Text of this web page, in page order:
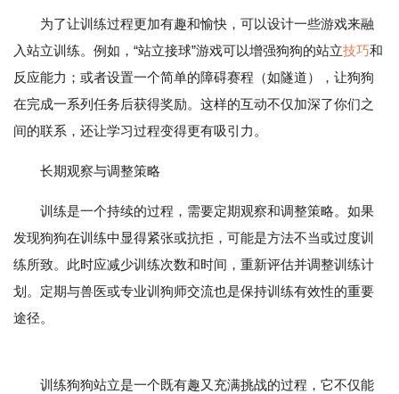
为了让训练过程更加有趣和愉快，可以设计一些游戏来融
入站立训练。例如，“站立接球”游戏可以增强狗狗的站立技巧和
反应能力；或者设置一个简单的障碍赛程（如隧道），让狗狗
在完成一系列任务后获得奖励。这样的互动不仅加深了你们之
间的联系，还让学习过程变得更有吸引力。
长期观察与调整策略
训练是一个持续的过程，需要定期观察和调整策略。如果
发现狗狗在训练中显得紧张或抗拒，可能是方法不当或过度训
练所致。此时应减少训练次数和时间，重新评估并调整训练计
划。定期与兽医或专业训狗师交流也是保持训练有效性的重要
途径。
训练狗狗站立是一个既有趣又充满挑战的过程，它不仅能